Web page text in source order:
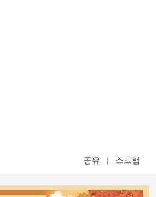
공유 스크랩